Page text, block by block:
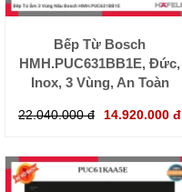
Bếp Từ Bosch
HMH.PUC631BB1E, Đức,
Inox, 3 Vùng, An Toàn
22.040.000 đ 14.920.000 đ